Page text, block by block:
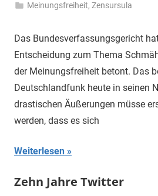
Meinungsfreiheit,Zensursula
Das Bundesverfassungsgericht
Entscheidung zum Thema
der Meinungsfreiheit betont. Das
Deutschlandfunk heute in seinen
drastischen Äußerungen müsse
werden, dass es sich
Weiterlesen
Zehn Jahre Twitter